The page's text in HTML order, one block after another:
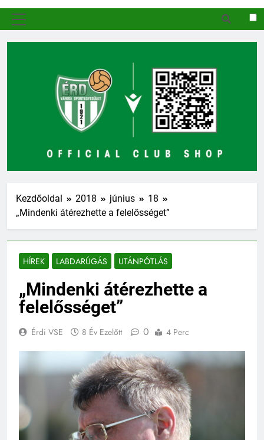
Kezdőoldal 2018 június
18
„Mindenki átérezhette a felelősséget”
HÍREK LABDARÚGÁS UTÁNPÓTLÁS
„Mindenki átérezhette a
felelősséget”
Érdi VSE 8 Év Ezelőtt 0 4 Perc